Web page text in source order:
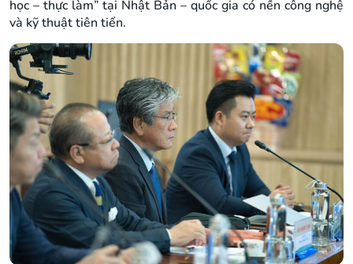
học – thực làm” tại Nhật Bản – quốc gia có nền công nghệ
và kỹ thuật tiên tiến.